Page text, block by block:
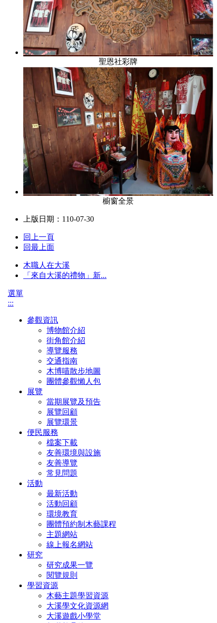
聖恩社彩牌
櫥窗全景
上版日期：110-07-30
回上一頁
回最上面
木職人在大溪
「來自大溪的禮物」新...
選單
:::
參觀資訊
博物館介紹
街角館介紹
導覽服務
交通指南
木博喵散步地圖
團體參觀懶人包
展覽
當期展覽及預告
展覽回顧
展覽環景
便民服務
檔案下載
友善環境與設施
友善導覽
常見問題
活動
最新活動
活動回顧
環境教育
團體預約制木藝課程
主題網站
線上報名網站
研究
研究成果一覽
閱覽規則
學習資源
木藝主題學習資源
大溪學文化資源網
大溪遊戲小學堂